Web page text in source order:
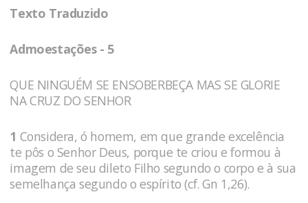
Texto Traduzido
Admoestações - 5
QUE NINGUÉM SE ENSOBERBEÇA MAS SE GLORIE
NA CRUZ DO SENHOR
1 Considera, ó homem, em que grande excelência
te pôs o Senhor Deus, porque te criou e formou à
imagem de seu dileto Filho segundo o corpo e à sua
semelhança segundo o espírito (cf. Gn 1,26).